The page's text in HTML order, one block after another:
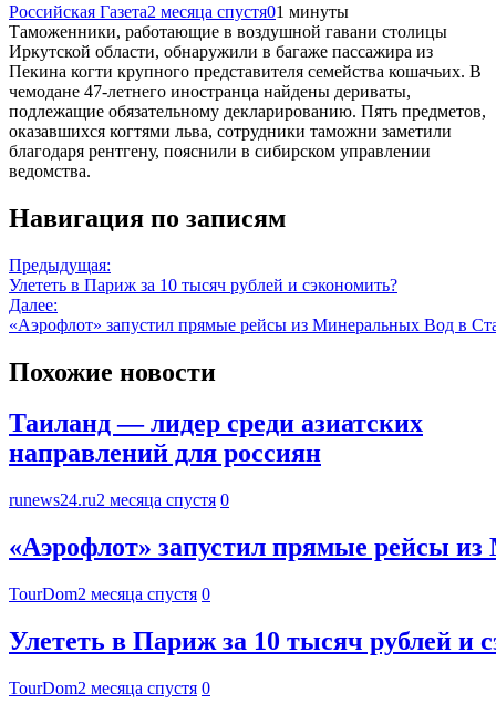
Российская Газета2 месяца спустя01 минуты
Таможенники, работающие в воздушной гавани столицы
Иркутской области, обнаружили в багаже пассажира из
Пекина когти крупного представителя семейства кошачьих. В
чемодане 47-летнего иностранца найдены дериваты,
подлежащие обязательному декларированию. Пять предметов,
оказавшихся когтями льва, сотрудники таможни заметили
благодаря рентгену, пояснили в сибирском управлении
ведомства.
Навигация по записям
Предыдущая:
Улететь в Париж за 10 тысяч рублей и сэкономить?
Далее:
«Аэрофлот» запустил прямые рейсы из Минеральных Вод в
Похожие новости
Таиланд — лидер среди азиатских
направлений для россиян
runews24.ru2 месяца спустя 0
«Аэрофлот» запустил прямые рейсы
TourDom2 месяца спустя 0
Улететь в Париж за 10 тысяч рублей и
TourDom2 месяца спустя 0